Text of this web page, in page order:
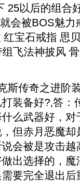
25以后的组合
会被BOS魅
宝石戒指 思
飞法神披风
斯传奇之进阶
装备好?,答：
么武器好，对
但赤月恶魔
会被是攻击
出选择的，
要完全退出